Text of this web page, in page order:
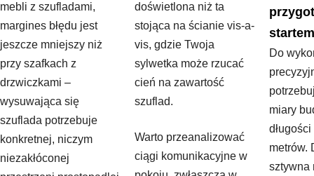
mebli z szufladami,
margines błędu jest
jeszcze mniejszy niż
przy szafkach z
drzwiczkami –
wysuwająca się
szuflada potrzebuje
konkretnej, niczym
niezakłóconej
doświetlona niż ta
stojąca na ścianie vis-a-
vis, gdzie Twoja
sylwetka może rzucać
cień na zawartość
szuflad.
Warto przeanalizować
ciągi komunikacyjne w
Do
miary
metrów.
sztywna